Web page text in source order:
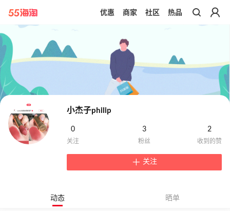
带你去官网买正品
优惠 商家 社区 热品
小杰子philip
0 3 2
关注
动态 晒单